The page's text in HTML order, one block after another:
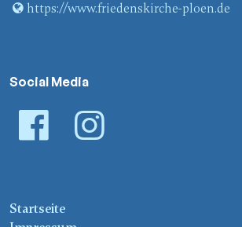
https://www.​friedenskirche-ploen.​de
Social Media
Startseite